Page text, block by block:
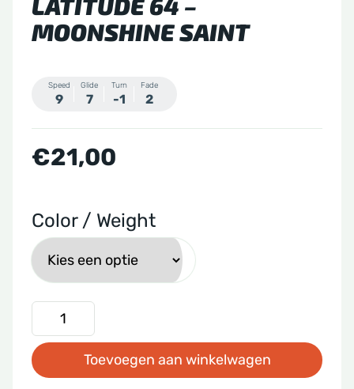
MOONSHINE SAINT
Speed
9
Glide
7
Turn
-1
Fade
2
€21,00
Color / Weight
Latitude
64
-
Toevoegen aan winkelwagen